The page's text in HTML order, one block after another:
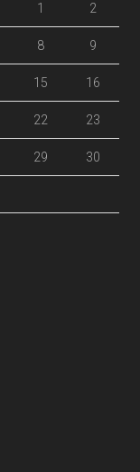
1 2
8 9
15 16
22 23
29 30